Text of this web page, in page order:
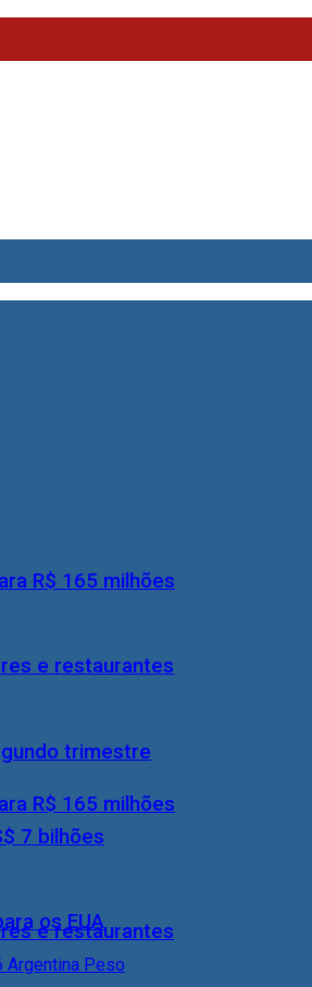
R$ 165 milhões
e restaurantes
R$ 165 milhões
e restaurantes
trimestre
7 bilhões
os EUA